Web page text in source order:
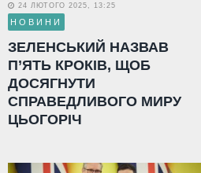
24 ЛЮТОГО 2025, 13:25
НОВИНИ
ЗЕЛЕНСЬКИЙ НАЗВАВ
П’ЯТЬ КРОКІВ, ЩОБ
ДОСЯГНУТИ
СПРАВЕДЛИВОГО МИРУ
ЦЬОГОРІЧ